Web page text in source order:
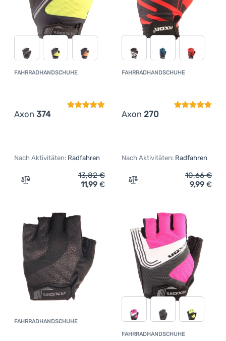
FAHRRADHANDSCHUHE
Axon 374
Kundenbewertung
Nach Aktivitäten: Radfahren
Zum Vergleich 'Fahrradhandschuhe Axon 374'
13,82€
11,99 €
FAHRRADHANDSCHUHE
Axon 270
Nach Aktivitäten: Radfahren
Zum Vergleich
10,66€
9,99 €
FAHRRADHANDSCHUHEKundenbewertung
FAHRRADHANDSCHUHE